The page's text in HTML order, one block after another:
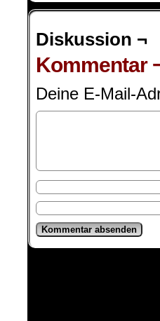
Diskussion ¬
Kommentar
Deine E-Mail-